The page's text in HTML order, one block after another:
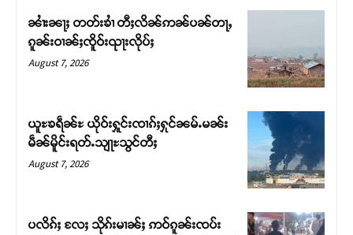
တႃႇႁႂ်ႈသဵင်ၵၢင်ၸႂ်ၵူၼ်းမိူင်း ၵူႈတီႈၵူႈလႅၼ်ပေႃးတေၸွ
တ်ႇ တူဝ်ႈလုမ်ႈၾႃႉၼၼ်ႉ ၶဝ်ႈႁူမ်ႈၵမ်ႉထႅမ် ၸုမ်းၶၢ
ဝ်ႇၽူႈတွႆႇႁွၵ်ႈ လႆႈယူႇၶႃႈဢေႃႈ။
ၼၢႆးၼႃႈ တတ်းၶၢႆ တီႈလိၼ်ဢၼ်ပၼ်တႃႇ
ၵူၼ်းဝၢၼ်ႈၸိူဝ်းၺႃးလိုပ်ႈ
August 7, 2026
ယူႊၶရဵၼ်ႊ ယိုဝ်းႁူင်းၸၢၵ်ႈႁုင်ၼမ်ႉမၼ်း
မဵၼ်မိူင်းရတ်ႉသျႃႊသွင်တီႈ
August 7, 2026
ပလိၵ်ႈ လႄႈ သိုၵ်းမၢၼ်ႈ ဢဝ်ၵူၼ်းၸပ်း